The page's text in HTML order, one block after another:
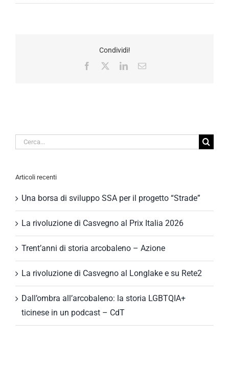
Condividi!
Facebook
LinkedInEmail
Cerca
Articoli recenti
Una borsa di sviluppo SSA per il progetto “Strade”
La rivoluzione di Casvegno al Prix Italia 2026
Trent’anni di storia arcobaleno – Azione
La rivoluzione di Casvegno al Longlake e su Rete2
Dall’ombra all’arcobaleno: la storia LGBTQIA+
ticinese in un podcast – CdT